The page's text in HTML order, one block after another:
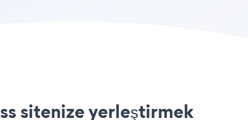
sitenize yerleştirmek